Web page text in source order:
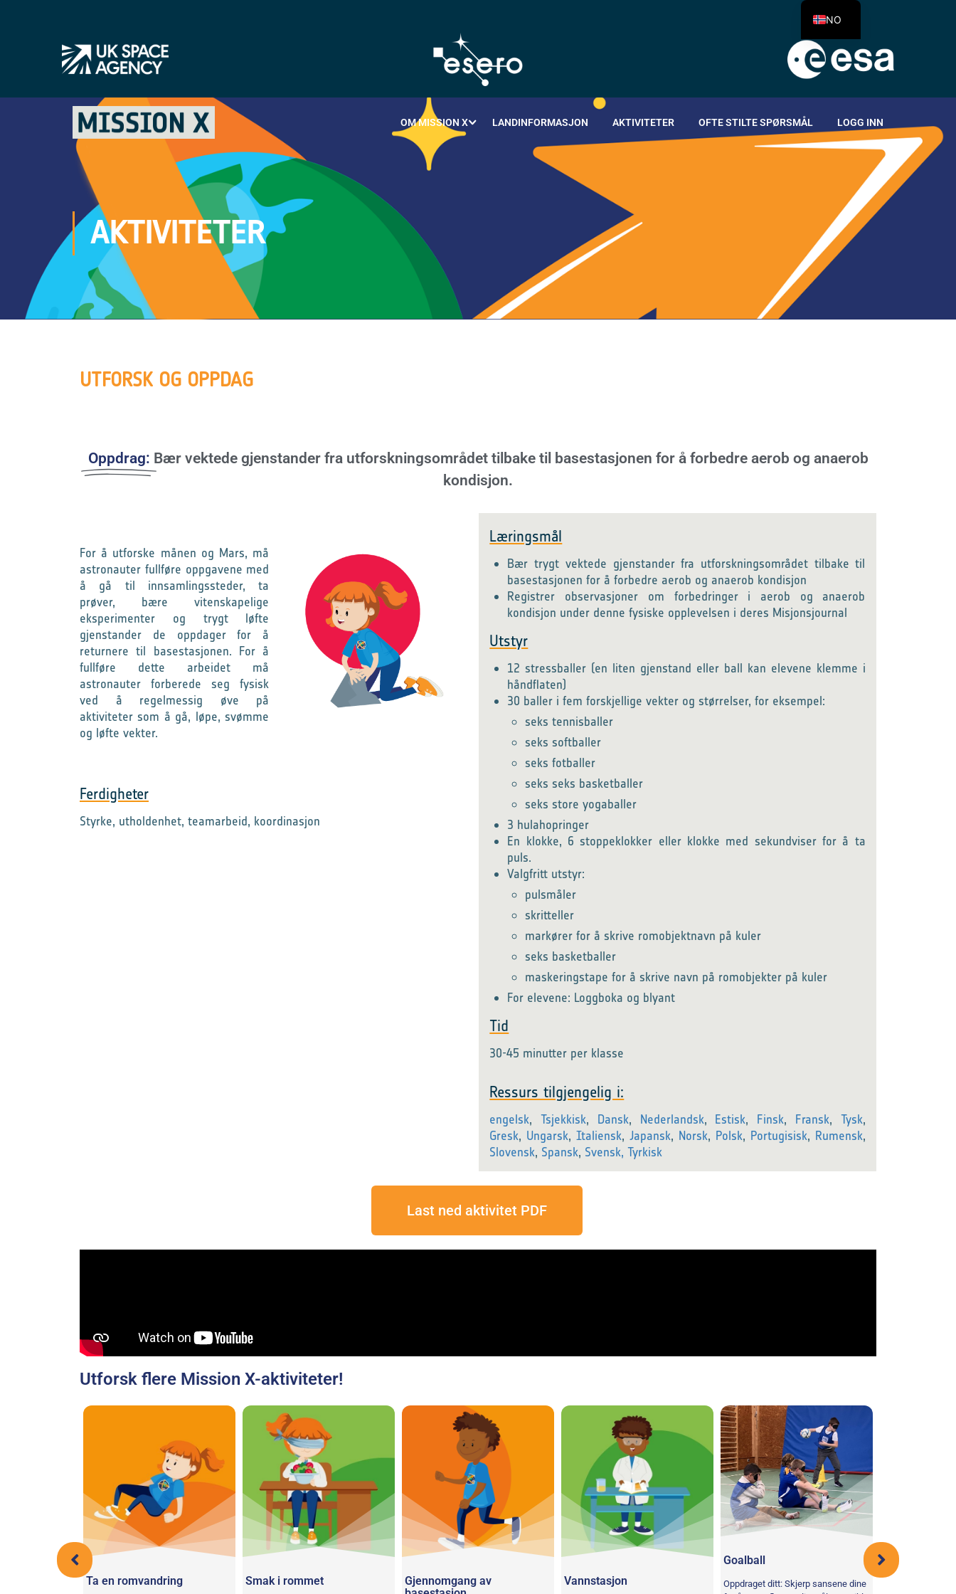
OM MISSION X LANDINFORMASJON AKTIVITETER OFTE STILTE SPØRSMÅL LOGG INN
AKTIVITETER
UTFORSK OG OPPDAG
Oppdrag: Bær vektede gjenstander fra utforskningsområdet tilbake til basestasjonen for å forbedre aerob og anaerob
kondisjon.
For å utforske månen og Mars, må
astronauter fullføre oppgavene med
å gå til innsamlingssteder, ta
prøver, bære vitenskapelige
eksperimenter og trygt løfte
gjenstander de oppdager for å
returnere til basestasjonen. For å
fullføre dette arbeidet må
astronauter forberede seg fysisk
ved å regelmessig øve på
aktiviteter som å gå, løpe, svømme
og løfte vekter.
Ferdigheter
Styrke, utholdenhet, teamarbeid, koordinasjon
Læringsmål
Bær trygt vektede gjenstander fra utforskningsområdet tilbake til
basestasjonen for å forbedre aerob og anaerob kondisjon
Registrer observasjoner om forbedringer i aerob og anaerob
kondisjon under denne fysiske opplevelsen i deres Misjonsjournal
Utstyr
12 stressballer (en liten gjenstand eller ball kan elevene klemme i
håndflaten)
30 baller i fem forskjellige vekter og størrelser, for eksempel:
seks tennisballer
seks softballer
seks fotballer
seks seks basketballer
seks store yogaballer
3 hulahopringer
En klokke, 6 stoppeklokker eller klokke med sekundviser for å ta
puls.
Valgfritt utstyr:
pulsmåler
skritteller
markører for å skrive romobjektnavn på kuler
seks basketballer
maskeringstape for å skrive navn på romobjekter på kuler
For elevene: Loggboka og blyant
Tid
30-45 minutter per klasse
Ressurs tilgjengelig i:
engelsk,Tsjekkisk, Dansk, Nederlandsk, Estisk, Finsk, Fransk, Tysk,
Gresk, Ungarsk,Italiensk, Japansk, Norsk, Polsk, Portugisisk, Rumensk,
Slovensk, Spansk, Svensk, Tyrkisk
Last ned aktivitet PDF
Utforsk flere Mission X-aktiviteter!
Ta en romvandring Smak i rommet
Gjennomgang av
Vannstasjon
Goalball
Oppdraget ditt: Skjerp sansene dine
Levende
NO